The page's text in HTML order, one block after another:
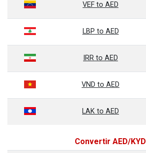
VEF to AED
LBP to AED
IRR to AED
VND to AED
LAK to AED
Convertir AED/KYD